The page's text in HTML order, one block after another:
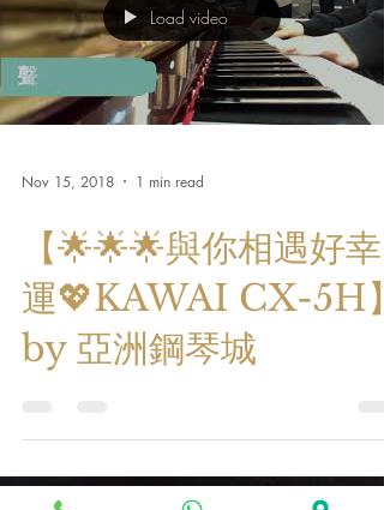
Load video
Nov 15, 2018 1 min read
【🌟🌟🌟與你相遇好幸
運💖KAWAI CX-5H】
by 亞洲鋼琴城